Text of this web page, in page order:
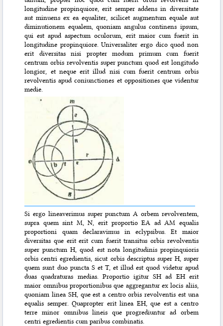
longitudine propinquiore, erit semper addens in diversitate
aut minuens ex ea equaliter, scilicet augmentum equale aut
diminutionem equalem, quoniam angulus continens ipsum,
qui est apud aspectum oculorum, erit maior cum fuerit in
longitudine propinquiore. Universaliter ergo dico quod non
erit diversitas nisi propter modum primum cum fuerit
centrum orbis revolventis super punctum quod est longitudo
longior, et neque erit illud nisi cum fuerit centrum orbis
revolventis apud coniunctiones et oppositiones que videntur
medie.
Si ergo lineaverimus super punctum A orbem revolventem,
supra quem sint M, N, erit proportio EA ad AM equalis
proportioni quam declaravimus in eclypsibus. Et maior
diversitas que erit erit cum fuerit transitus orbis revolventis
super punctum H, quod est nota longitudinis propinquioris
orbis centri egredientis, sicut orbis descriptus super H, super
quem sunt duo puncta S et T, et illud est quod videtur apud
duas quadraturas medias. Proportio igitur SH ad EH erit
maior omnibus proportionibus que aggregantur ex locis aliis,
quoniam linea SH, que est a centro orbis revolventis est una
equalis semper. Quapropter erit linea EH, que est a centro
terre minor omnibus lineis que progrediuntur ad orbem
centri egredientis cum paribus combinatis.